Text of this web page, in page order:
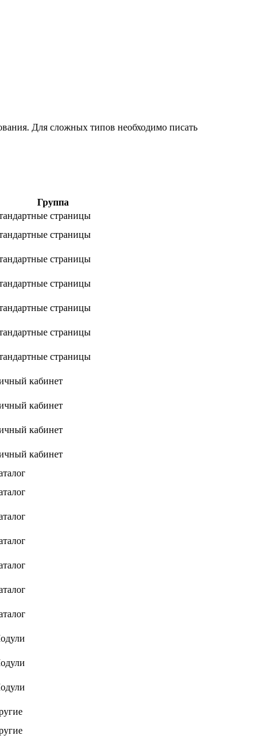
Для сложных типов необходимо писать
Группа
страницы
страницы
страницы
страницы
страницы
страницы
страницы
кабинет
кабинет
кабинет
кабинет